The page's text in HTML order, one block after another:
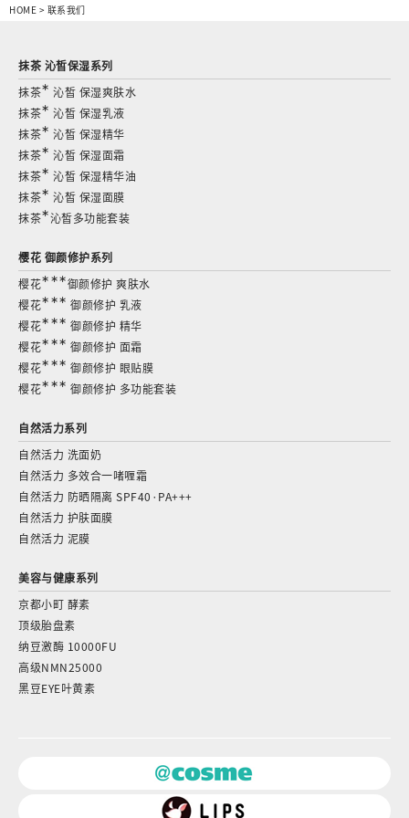
HOME > 联系我们
抹茶 沁皙保湿系列
抹茶∗ 沁皙 保湿爽肤水
抹茶∗ 沁皙 保湿乳液
抹茶∗ 沁皙 保湿精华
抹茶∗ 沁皙 保湿面霜
抹茶∗ 沁皙 保湿精华油
抹茶∗ 沁皙 保湿面膜
抹茶∗沁皙多功能套装
樱花 御颜修护系列
樱花∗∗∗御颜修护 爽肤水
樱花∗∗∗ 御颜修护 乳液
樱花∗∗∗ 御颜修护 精华
樱花∗∗∗ 御颜修护 面霜
樱花∗∗∗ 御颜修护 眼贴膜
樱花∗∗∗ 御颜修护 多功能套装
自然活力系列
自然活力 洗面奶
自然活力 多效合一啫喱霜
自然活力 防晒隔离 SPF40·PA+++
自然活力 护肤面膜
自然活力 泥膜
美容与健康系列
京都小町 酵素
顶级胎盘素
纳豆激酶 10000FU
高级NMN25000
黑豆EYE叶黄素